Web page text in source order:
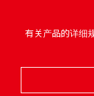
有关产品的详细